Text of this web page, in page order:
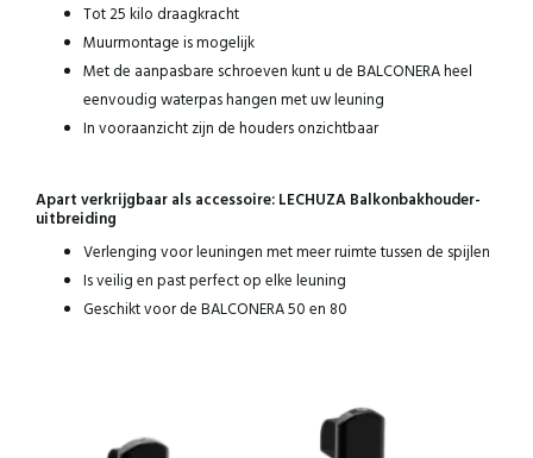
Tot 25 kilo draagkracht
Muurmontage is mogelijk
Met de aanpasbare schroeven kunt u de BALCONERA heel
eenvoudig waterpas hangen met uw leuning
In vooraanzicht zijn de houders onzichtbaar
Apart verkrijgbaar als accessoire: LECHUZA Balkonbakhouder-
uitbreiding
Verlenging voor leuningen met meer ruimte tussen de spijlen
Is veilig en past perfect op elke leuning
Geschikt voor de BALCONERA 50 en 80